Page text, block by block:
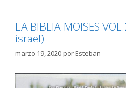
LA BIBLIA MOISES
israel)
marzo 19, 2020porEsteban